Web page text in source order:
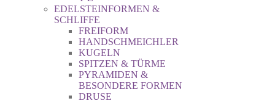
EDELSTEINFORMEN &
SCHLIFFE
FREIFORM
HANDSCHMEICHLER
KUGELN
SPITZEN & TÜRME
PYRAMIDEN &
BESONDERE FORMEN
DRUSE